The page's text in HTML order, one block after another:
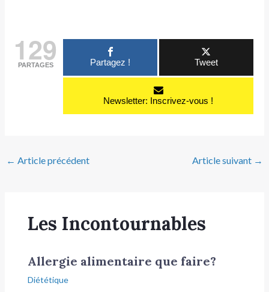
129
PARTAGES Partagez ! Tweet
Newsletter: Inscrivez-vous !
← Article précédent Article suivant →
Les Incontournables
Allergie alimentaire que faire?
Diététique